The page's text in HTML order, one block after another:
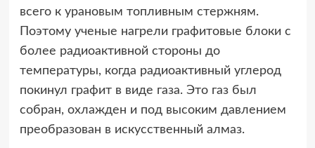
всего к урановым топливным стержням.
Поэтому ученые нагрели графитовые блоки с
более радиоактивной стороны до
температуры, когда радиоактивный углерод
покинул графит в виде газа. Это газ был
собран, охлажден и под высоким давлением
преобразован в искусственный алмаз.